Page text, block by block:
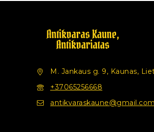
M. Jankaus g. 9, Kaunas,
+37065256668
antikvaraskaune@gmail.com